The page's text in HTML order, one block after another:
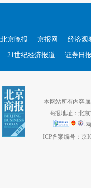
北京晚报 京报网 经济观
21世纪经济报道 证券日报
本网站所有内容
商报地址：北京
ICP备案编号：京